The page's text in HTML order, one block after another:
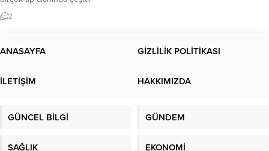
rahatsızlıkların tedavisinde
kullanılmaktadır. Ancak en bilineni
uygulamasıdır. Botoks kimler
Yaptıramaz? Botoks’u doğal tutmak
Botoks kelimesi, Clostridium
2
ANASAYFA GİZLİLİK POLİTİKASI
İLETİŞİM HAKKIMIZDA
GÜNCEL BİLGİ GÜNDEM
SAĞLIK EKONOMİ